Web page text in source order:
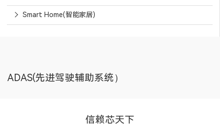
Smart Home(智能家居)
ADAS(先进驾驶辅助系统）
信赖芯天下